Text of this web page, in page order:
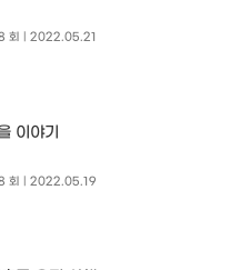
회
| 2022.05.21
이야기
회
| 2022.05.19